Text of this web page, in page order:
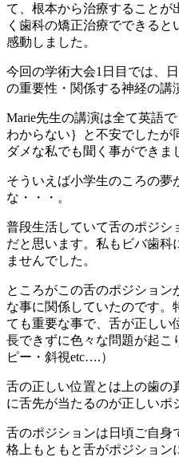
て、根本から治療することが
く歯科の矯正治療でできる
感動しました。
今回の学術大会1日目では、
の重要性・関係する神経の講
Marie先生の講演は全て英語
わからない｝と不安でした
ダメな私でも聞く事ができま
そういえば小学生のころの夢
な・・・。
普段生活していて舌のポジシ
だと思います。私もビバ歯科
ませんでした。
ところがこの舌のポジション
な事に関係していたのです。
ても重要な事で、舌が正しい
長できずに色々な問題が起こ
ピー・斜視etc….）
舌の正しい位置とは上の歯の
に舌先が当たるのが正しいポ
舌のポジションは日頃ご自身
格上もともと舌がポジション